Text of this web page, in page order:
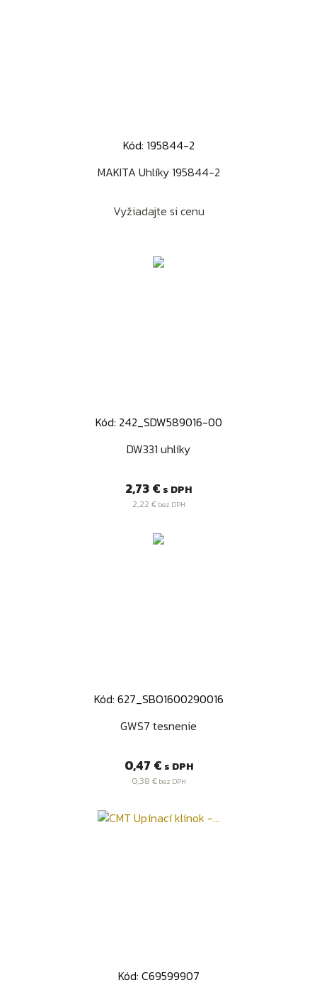
Kód: 195844-2
MAKITA Uhlíky 195844-2
Vyžiadajte si cenu
Kód: 242_SDW589016-00
DW331 uhlíky
Cena
2,73 € s DPH
2,22 €bez DPH
Kód: 627_SBO1600290016
GWS7 tesnenie
Cena
0,47 € s DPH
0,38 €bez DPH
Kód: C69599907